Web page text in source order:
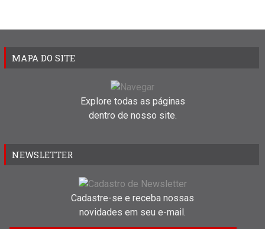
MAPA DO SITE
Explore todas as páginas
dentro de nosso site.
NEWSLETTER
Cadastre-se e receba nossas
novidades em seu e-mail.